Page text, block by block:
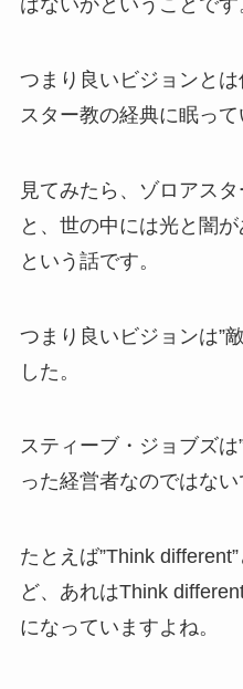
はないかということです
つまり良いビジョンと
スター教の経典に眠って
見てみたら、ゾロアス
と、世の中には光と闇
という話です。
つまり良いビジョンは”
した。
スティーブ・ジョブズ
った経営者なのではない
たとえば”Think
ど、あれはThink
になっていますよね。